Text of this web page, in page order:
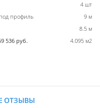
4 шт
профиль
9 м
8.5 м
536 руб.
4.095 м2
ОТЗЫВЫ